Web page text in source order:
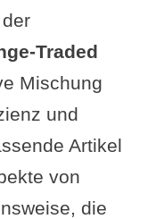
Traded
Mischung
und
Artikel
von
die